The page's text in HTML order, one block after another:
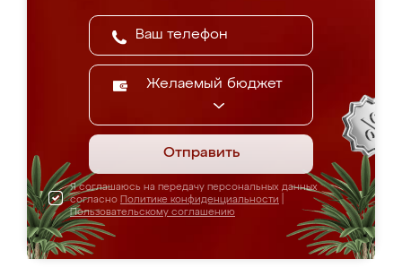
Желаемый бюджет
Отправить
Я соглашаюсь на передачу персональных данных
согласно Политике конфиденциальности
Пользовательскому соглашению